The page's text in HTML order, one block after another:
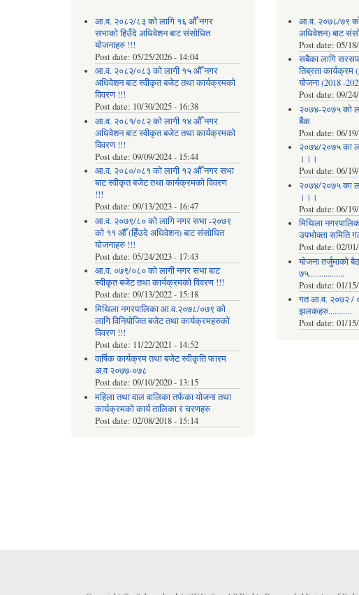
आ.व. २०८२/८३ को लागि १६ औँ नगर
सभाको हिउँदे अधिवेशन बाट संसोधित
योजनाहरु !!!
Post date: 05/25/2026 - 14:04
आ.व. २०८२/०८३ को लागी १५ औँ नगर
अधिवेशन बाट स्वीकृत बजेट तथा कार्यक्रमको
विवरण !!!
Post date: 10/30/2025 - 16:38
आ.व. २०८१/०८२ को लागी १४ औँ नगर
अधिवेशन बाट स्वीकृत बजेट तथा कार्यक्रमको
विवरण !!!
Post date: 09/09/2024 - 15:44
आ.व. २०८०/०८१ को लागी १२ औँ नगर सभा
बाट स्वीकृत बजेट तथा कार्यक्रमको विवरण
!!!
Post date: 09/13/2023 - 16:47
आ.व. २०७९/८० को लागि नगर सभा -२०७९
को ११ औँ (हिँउदे अधिवेशन) बाट संसोधित
योजनाहरु !!!
Post date: 05/24/2023 - 17:43
आ.व. ०७९/०८० को लागी नगर सभा बाट
स्वीकृत बजेट तथा कार्यक्रमको विवरण !!!
Post date: 09/13/2022 - 15:18
मिथिला नगरपालिका आ.व.२०७८/०७९ को
लागि विनियोजित बजेट तथा कार्यक्रमहरुको
विवरण !!!
Post date: 11/22/2021 - 14:52
वार्षिक कार्यक्रम तथा बजेट स्वीकृति फारम
अ.व २०७७-०७८
Post date: 09/10/2020 - 13:15
महिला तथा वाल वालिका तर्फका याेजना तथा
कार्यक्रमकाे कार्य तालिका र चरणहरु
Post date: 02/08/2018 - 15:14
आ.व. २०७८/७९
अधिवेशन) बाट
Post date:05/
सबैका लागि
तिब्रता कार्यक्रम
योजना (2018 -
Post date:09/
२०७४-२०७५ को
बैंक
Post date:06/
२०७४/२०७५ का
।।।
Post date:06/
२०७४/२०७५ का
।।।
Post date:06/
मिथिला
उपभोक्ता समिति
Post date:02/
याेजना तर्जुमाकाे
७५.................
Post date:01/
गत आ.व. २०७२ /
झलकहरु...........
Post date:01/